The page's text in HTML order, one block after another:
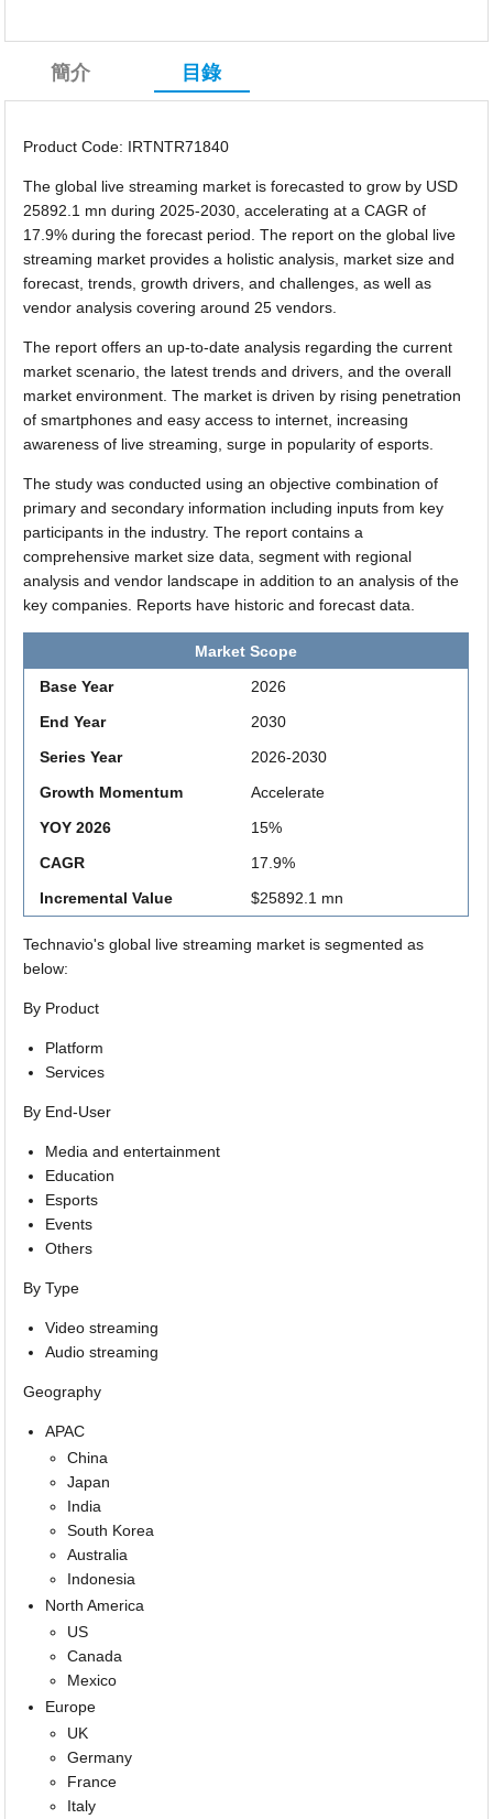
簡介 目錄
Product Code: IRTNTR71840
The global live streaming market is forecasted to grow by USD
25892.1 mn during 2025-2030, accelerating at a CAGR of
17.9% during the forecast period. The report on the global live
streaming market provides a holistic analysis, market size and
forecast, trends, growth drivers, and challenges, as well as
vendor analysis covering around 25 vendors.
The report offers an up-to-date analysis regarding the current
market scenario, the latest trends and drivers, and the overall
market environment. The market is driven by rising penetration
of smartphones and easy access to internet, increasing
awareness of live streaming, surge in popularity of esports.
The study was conducted using an objective combination of
primary and secondary information including inputs from key
participants in the industry. The report contains a
comprehensive market size data, segment with regional
analysis and vendor landscape in addition to an analysis of the
key companies. Reports have historic and forecast data.
Market Scope
Base Year
2026
End Year
2030
Series Year
2026-2030
Growth Momentum
Accelerate
YOY 2026
15%
CAGR
17.9%
Incremental Value
$25892.1 mn
Technavio's global live streaming market is segmented as
below:
By Product
Platform
Services
By End-User
Media and entertainment
Education
Esports
Events
Others
By Type
Video streaming
Audio streaming
Geography
APAC
China
Japan
India
South Korea
Australia
Indonesia
North America
US
Canada
Mexico
Europe
UK
Germany
France
Italy